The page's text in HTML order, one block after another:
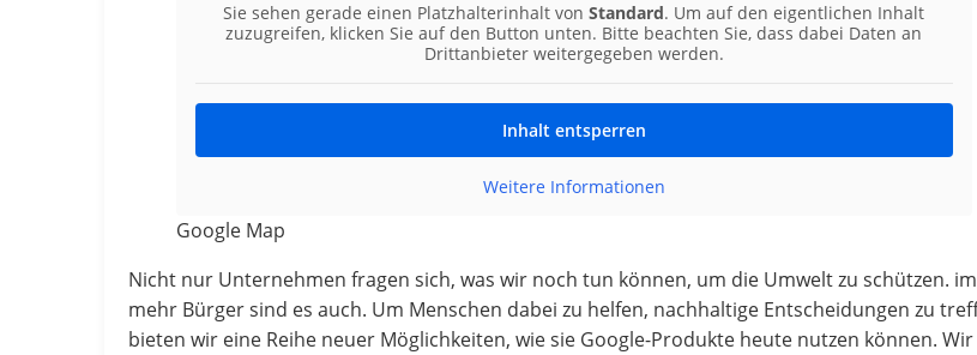
Sie sehen gerade einen Platzhalterinhalt vonStandard. Um auf den eigentlichen Inhalt
zuzugreifen, klicken Sie auf den Button unten. Bitte beachten Sie, dass dabei Daten an
Drittanbieter weitergegeben werden.
Inhalt entsperren
Weitere Informationen
Google Map
Nicht nur Unternehmen fragen sich, was wir noch tun können, um die Umwelt zu schützen.
mehr Bürger sind es auch. Um Menschen dabei zu helfen, nachhaltige Entscheidungen zu
bieten wir eine Reihe neuer Möglichkeiten, wie sie Google-Produkte heute nutzen können. Wir